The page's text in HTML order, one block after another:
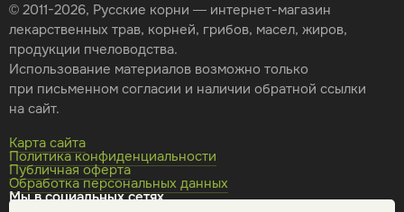
© 2011-2026, Русские корни — интернет-магазин
лекарственных трав, корней, грибов, масел, жиров,
продукции пчеловодства.
Использование материалов возможно только
при письменном согласии и наличии обратной ссылки
на сайт.
Карта сайта
Политика конфиденциальности
Публичная оферта
Обработка персональных данных
Мы в социальных сетях